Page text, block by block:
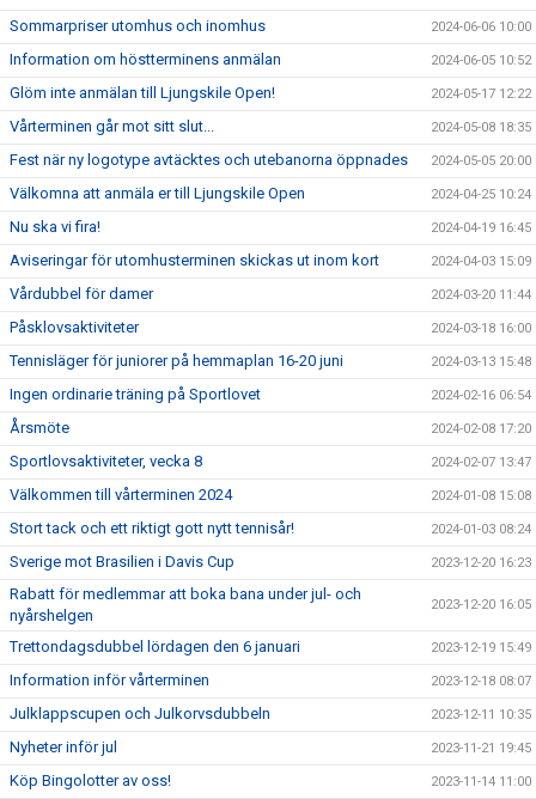
Sommarpriser utomhus och inomhus 2024-06-06 10:00
Information om höstterminens anmälan 2024-06-05 10:52
Glöm inte anmälan till Ljungskile Open! 2024-05-17 12:22
Vårterminen går mot sitt slut... 2024-05-08 18:35
Fest när ny logotype avtäcktes och utebanorna öppnades 2024-05-05 20:00
Välkomna att anmäla er till Ljungskile Open 2024-04-25 10:24
Nu ska vi fira! 2024-04-19 16:45
Aviseringar för utomhusterminen skickas ut inom kort 2024-04-03 15:09
Vårdubbel för damer 2024-03-20 11:44
Påsklovsaktiviteter 2024-03-18 16:00
Tennisläger för juniorer på hemmaplan 16-20 juni 2024-03-13 15:48
Ingen ordinarie träning på Sportlovet 2024-02-16 06:54
Årsmöte 2024-02-08 17:20
Sportlovsaktiviteter, vecka 8 2024-02-07 13:47
Välkommen till vårterminen 2024 2024-01-08 15:08
Stort tack och ett riktigt gott nytt tennisår! 2024-01-03 08:24
Sverige mot Brasilien i Davis Cup 2023-12-20 16:23
Rabatt för medlemmar att boka bana under jul- och
nyårshelgen
2023-12-20 16:05
Trettondagsdubbel lördagen den 6 januari 2023-12-19 15:49
Information inför vårterminen 2023-12-18 08:07
Julklappscupen och Julkorvsdubbeln 2023-12-11 10:35
Nyheter inför jul 2023-11-21 19:45
Köp Bingolotter av oss! 2023-11-14 11:00